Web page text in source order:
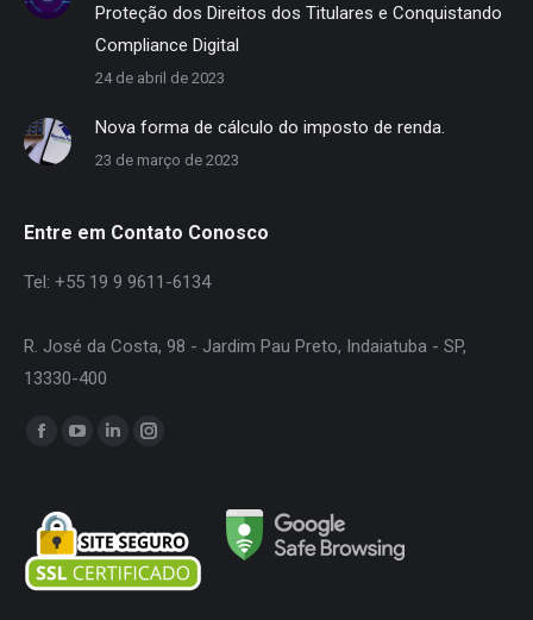
Proteção dos Direitos dos Titulares e Conquistando
Compliance Digital
24 de abril de 2023
Nova forma de cálculo do imposto de renda.
23 de março de 2023
Entre em Contato Conosco
Tel: +55 19 9 9611-6134
R. José da Costa, 98 - Jardim Pau Preto, Indaiatuba - SP,
13330-400
Encontre-nos em:
Facebook
opens
in
new
YouTube
in
new
Linkedin
in
new
Instagram
in
new